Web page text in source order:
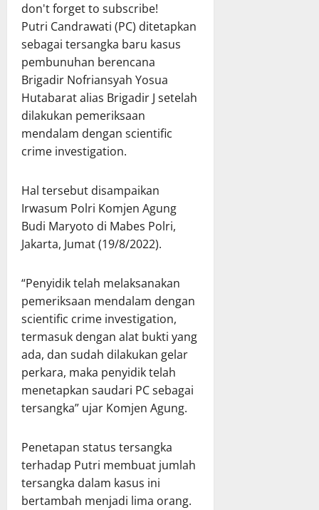
don't forget to subscribe!
Putri Candrawati (PC) ditetapkan
sebagai tersangka baru kasus
pembunuhan berencana
Brigadir Nofriansyah Yosua
Hutabarat alias Brigadir J setelah
dilakukan pemeriksaan
mendalam dengan scientific
crime investigation.
Hal tersebut disampaikan
Irwasum Polri Komjen Agung
Budi Maryoto di Mabes Polri,
Jakarta, Jumat (19/8/2022).
“Penyidik telah melaksanakan
pemeriksaan mendalam dengan
scientific crime investigation,
termasuk dengan alat bukti yang
ada, dan sudah dilakukan gelar
perkara, maka penyidik telah
menetapkan saudari PC sebagai
tersangka” ujar Komjen Agung.
Penetapan status tersangka
terhadap Putri membuat jumlah
tersangka dalam kasus ini
bertambah menjadi lima orang.